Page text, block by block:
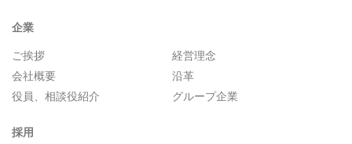
企業
ご挨拶
経営理念
会社概要
沿革
役員、相談役紹介
グループ企業
採用